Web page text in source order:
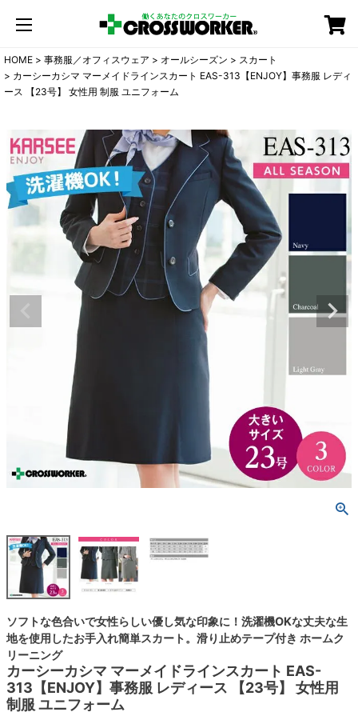
HOME 事務服／オフィスウェア オールシーズン
スカート
カーシーカシマ マーメイドラインスカート EAS-313【ENJOY】事務服 レディ
ース 【23号】 女性用 制服 ユニフォーム
ソフトな色合いで女性らしい優し気な印象に！洗濯機OKな丈夫な生
地を使用したお手入れ簡単スカート。滑り止めテープ付き ホームク
リーニング
カーシーカシマ マーメイドラインスカート EAS-
313【ENJOY】事務服 レディース 【23号】 女性用
制服 ユニフォーム